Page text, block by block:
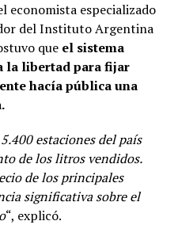
economista especializado
del Instituto Argentina
que el sistema
la libertad para fijar
hacía pública una
estaciones del país
de los litros vendidos.
de los principales
significativa sobre el
“, explicó.